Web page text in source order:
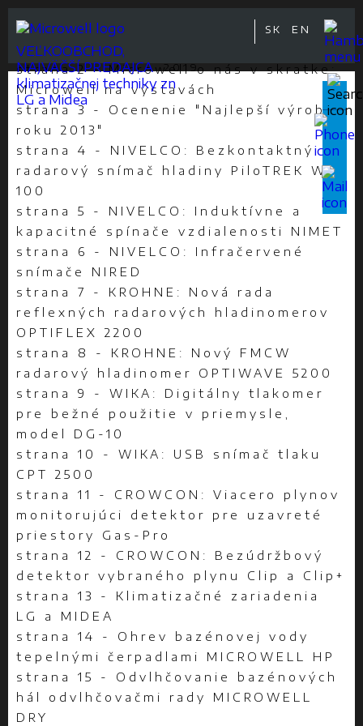
VEĽKOOBCHOD,
NAJVÄČŠÍ PREDAJCA
klimatizačnej techniky zn
LG a Midea
SK EN
2019
2018
2016
2014
2013
2009
2008
2006
2005
2004
Obsah:
strana 2 - Microwell o nás v skratke;
Microwell na výstavách
strana 3 - Ocenenie "Najlepší výrobok
roku 2013"
strana 4 - NIVELCO: Bezkontaktný
radarový snímač hladiny PiloTREK W-
100
strana 5 - NIVELCO: Induktívne a
kapacitné spínače vzdialenosti NIMET
strana 6 - NIVELCO: Infračervené
snímače NIRED
strana 7 - KROHNE: Nová rada
reflexných radarových hladinomerov
OPTIFLEX 2200
strana 8 - KROHNE: Nový FMCW
radarový hladinomer OPTIWAVE 5200
strana 9 - WIKA: Digitálny tlakomer
pre bežné použitie v priemysle,
model DG-10
strana 10 - WIKA: USB snímač tlaku
CPT 2500
strana 11 - CROWCON: Viacero plynov
monitorujúci detektor pre uzavreté
priestory Gas-Pro
strana 12 - CROWCON: Bezúdržbový
detektor vybraného plynu Clip a Clip+
strana 13 - Klimatizačné zariadenia
LG a MIDEA
strana 14 - Ohrev bazénovej vody
tepelnými čerpadlami MICROWELL HP
strana 15 - Odvlhčovanie bazénových
hál odvlhčovačmi rady MICROWELL
DRY